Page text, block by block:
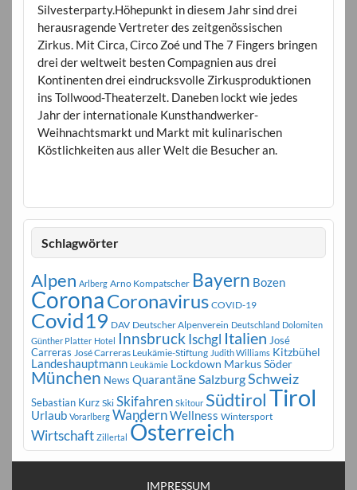
Silvesterparty.Höhepunkt in diesem Jahr sind drei
herausragende Vertreter des zeitgenössischen
Zirkus. Mit Circa, Circo Zoé und The 7 Fingers bringen
drei der weltweit besten Compagnien aus drei
Kontinenten drei eindrucksvolle Zirkusproduktionen
ins Tollwood-Theaterzelt. Daneben lockt wie jedes
Jahr der internationale Kunsthandwerker-
Weihnachtsmarkt und Markt mit kulinarischen
Köstlichkeiten aus aller Welt die Besucher an.
Schlagwörter
Alpen Arlberg Arno Kompatscher Bayern Bozen
CoronaCoronavirus COVID-19
Covid19 DAV Deutscher Alpenverein Deutschland Dolomiten
Günther Platter Hotel Innsbruck Ischgl Italien José
Carreras José Carreras Leukämie-Stiftung Judith Williams Kitzbühel
Landeshauptmann Leukämie Lockdown Markus Söder
München News Quarantäne SalzburgSchweiz
Sebastian Kurz Ski Skifahren Skitour SüdtirolTirol
Urlaub Vorarlberg WandernWellness Wintersport
Wirtschaft Zillertal Österreich
IMPRESSUM